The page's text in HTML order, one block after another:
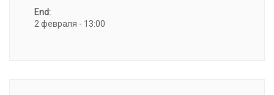
End:
2 февраля - 13:00